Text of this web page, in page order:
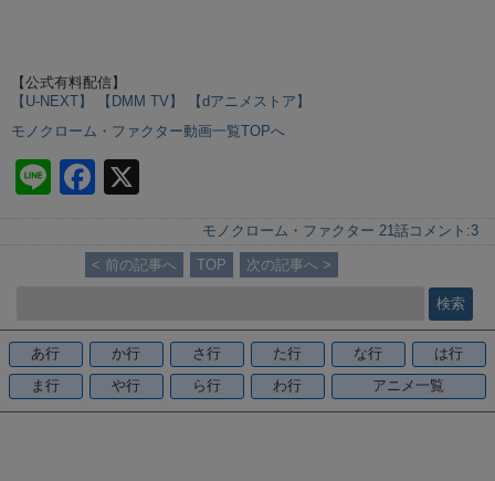
【公式有料配信】
【U-NEXT】
【DMM TV】
【dアニメストア】
モノクローム・ファクター動画一覧TOPへ
Li
n
e
F
a
c
e
o
o
k
モノクローム・ファクター 21話 コメント:3
< 前の記事へ TOP 次の記事へ >
あ行 か行 さ行 た行 な行
は行
ま行
や行 ら行 わ行 アニメ一覧